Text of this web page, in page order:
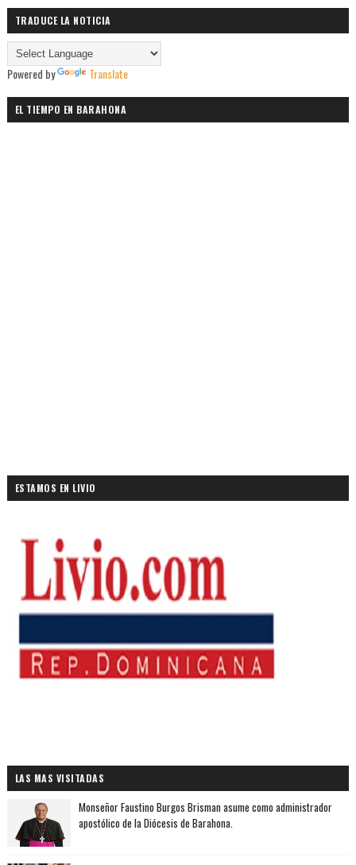
TRADUCE LA NOTICIA
Powered by Translate
EL TIEMPO EN BARAHONA
ESTAMOS EN LIVIO
LAS MAS VISITADAS
Monseñor Faustino Burgos Brisman asume como administrador
apostólico de la Diócesis de Barahona.